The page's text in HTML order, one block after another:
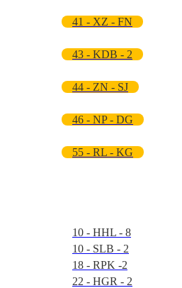
41 - XZ - FN
43 - KDB - 2
44 - ZN - SJ
46 - NP - DG
55 - RL - KG
10 - HHL - 8
10 - SLB - 2
18 - RPK -2
22 - HGR - 2